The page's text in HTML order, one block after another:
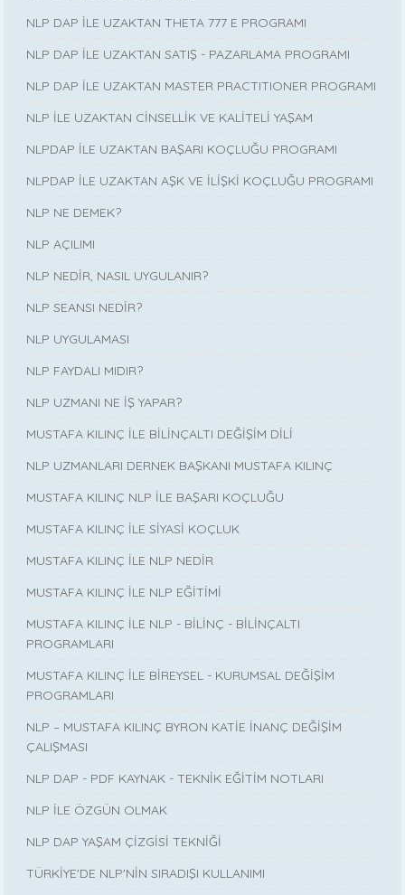
NLP DAP İLE UZAKTAN THETA 777 E PROGRAMI
NLP DAP İLE UZAKTAN SATIŞ - PAZARLAMA PROGRAMI
NLP DAP İLE UZAKTAN MASTER PRACTITIONER PROGRAMI
NLP İLE UZAKTAN CİNSELLİK VE KALİTELİ YAŞAM
NLPDAP İLE UZAKTAN BAŞARI KOÇLUĞU PROGRAMI
NLPDAP İLE UZAKTAN AŞK VE İLİŞKİ KOÇLUĞU PROGRAMI
NLP NE DEMEK?
NLP AÇILIMI
NLP NEDİR, NASIL UYGULANIR?
NLP SEANSI NEDİR?
NLP UYGULAMASI
NLP FAYDALI MIDIR?
NLP UZMANI NE İŞ YAPAR?
MUSTAFA KILINÇ İLE BİLİNÇALTI DEĞİŞİM DİLİ
NLP UZMANLARI DERNEK BAŞKANI MUSTAFA KILINÇ
MUSTAFA KILINÇ NLP İLE BAŞARI KOÇLUĞU
MUSTAFA KILINÇ İLE SİYASİ KOÇLUK
MUSTAFA KILINÇ İLE NLP NEDİR
MUSTAFA KILINÇ İLE NLP EĞİTİMİ
MUSTAFA KILINÇ İLE NLP - BİLİNÇ - BİLİNÇALTI
PROGRAMLARI
MUSTAFA KILINÇ İLE BİREYSEL - KURUMSAL DEĞİŞİM
PROGRAMLARI
NLP – MUSTAFA KILINÇ BYRON KATİE İNANÇ DEĞİŞİM
ÇALIŞMASI
NLP DAP - PDF KAYNAK - TEKNİK EĞİTİM NOTLARI
NLP İLE ÖZGÜN OLMAK
NLP DAP YAŞAM ÇİZGİSİ TEKNİĞİ
TÜRKİYE'DE NLP'NİN SIRADIŞI KULLANIMI